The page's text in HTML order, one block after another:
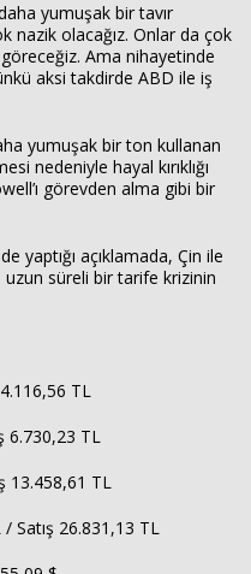
yumuşak bir tavır
nazik olacağız. Onlar da çok
Ama nihayetinde
aksi takdirde ABD ile iş
yumuşak bir ton kullanan
nedeniyle hayal kırıklığı
görevden alma gibi bir
yaptığı açıklamada, Çin ile
süreli bir tarife krizinin
TL
6.730,23 TL
13.458,61 TL
/ Satış 26.831,13 TL